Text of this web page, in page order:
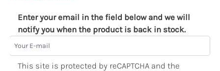
Enter your email in the field below and we will
notify you when the product is back in stock.
Your E-mail
This site is protected by reCAPTCHA and the